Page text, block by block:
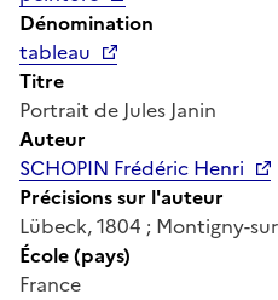
Dénomination
tableau
Titre
Portrait de Jules Janin
Auteur
SCHOPIN Frédéric Henri
Précisions sur l'auteur
Lübeck, 1804 ; Montigny-
École (pays)
France